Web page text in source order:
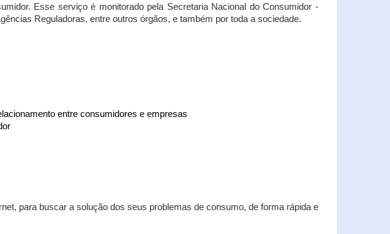
Esse serviço é monitorado pela Secretaria Nacional do Consumidor -
Reguladoras, entre outros órgãos, e também por toda a sociedade.
entre consumidores e empresas
para buscar a solução dos seus problemas de consumo, de forma rápida e